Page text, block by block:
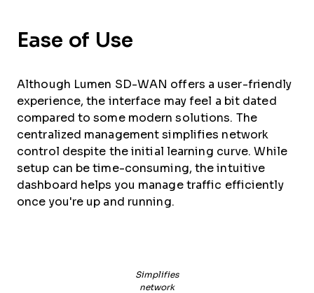
Ease of Use
Although Lumen SD-WAN offers a user-friendly
experience, the interface may feel a bit dated
compared to some modern solutions. The
centralized management simplifies network
control despite the initial learning curve. While
setup can be time-consuming, the intuitive
dashboard helps you manage traffic efficiently
once you're up and running.
Simplifies
network